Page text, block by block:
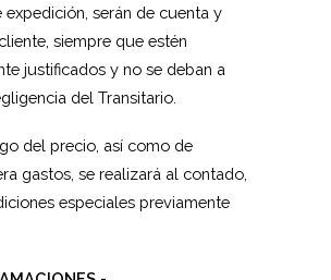
expedición, serán de cuenta y
siempre que estén
justificados y no se deban a
del Transitario.
del precio, así como de
gastos, se realizará al contado,
especiales previamente